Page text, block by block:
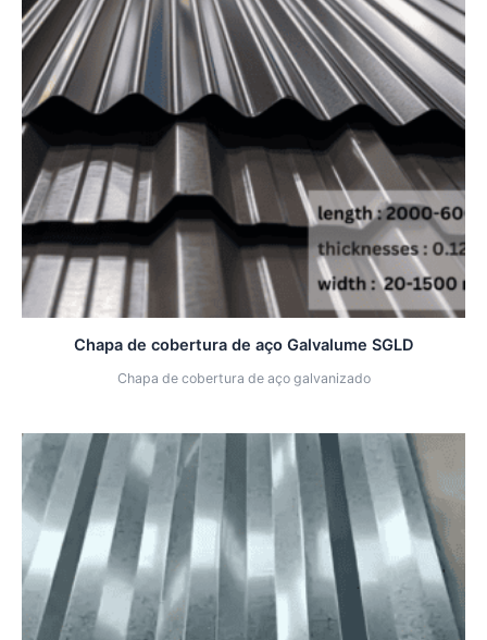
Chapa de cobertura de aço Galvalume SGLD
Chapa de cobertura de aço galvanizado